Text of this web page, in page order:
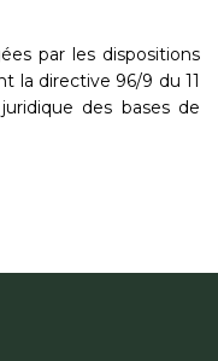
par les dispositions
la directive 96/9 du 11
des bases de